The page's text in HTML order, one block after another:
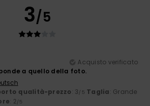
3/5
Acquisto verificato
a quello della foto.
qualità-prezzo: 3/5 Taglia: Grande
: 2/5